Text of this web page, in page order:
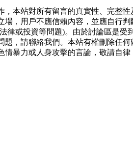
本站對所有留言的真實性、完整
場，用戶不應信賴內容，並應自行
律或投資等問題)。由於討論區是
題，請聯絡我們。本站有權刪除任
暴力或人身攻擊的言論，敬請自律